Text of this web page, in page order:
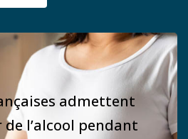
admettent
l’alcool pendant